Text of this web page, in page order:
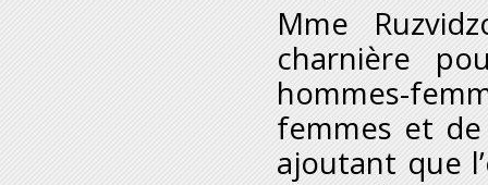
Mme
charnière
hommes-
femmes et
ajoutant que